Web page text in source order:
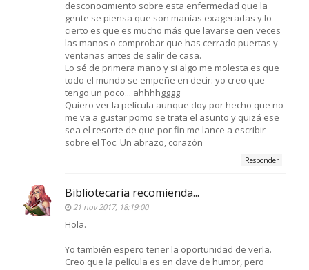
desconocimiento sobre esta enfermedad que la
gente se piensa que son manías exageradas y lo
cierto es que es mucho más que lavarse cien veces
las manos o comprobar que has cerrado puertas y
ventanas antes de salir de casa.
Lo sé de primera mano y si algo me molesta es que
todo el mundo se empeñe en decir: yo creo que
tengo un poco... ahhhhgggg
Quiero ver la película aunque doy por hecho que no
me va a gustar pomo se trata el asunto y quizá ese
sea el resorte de que por fin me lance a escribir
sobre el Toc. Un abrazo, corazón
Responder
Bibliotecaria recomienda...
21 nov 2017, 18:19:00
Hola.
Yo también espero tener la oportunidad de verla.
Creo que la película es en clave de humor, pero